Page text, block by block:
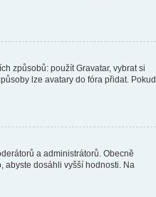
způsobů: použít Gravatar, vybrat si
lze avatary do fóra přidat. Pokud
a administrátorů. Obecně
abyste dosáhli vyšší hodnosti. Na